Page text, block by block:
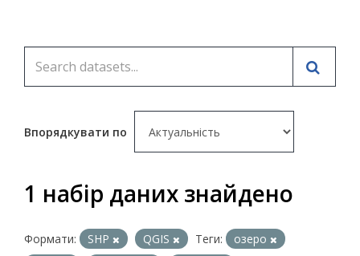
Впорядкувати по
1 набір даних знайдено
Формати: SHP QGIS Теги:
озеро